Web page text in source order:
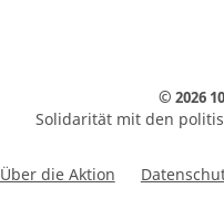
© 2026
Solidarität mit den
Über die Aktion